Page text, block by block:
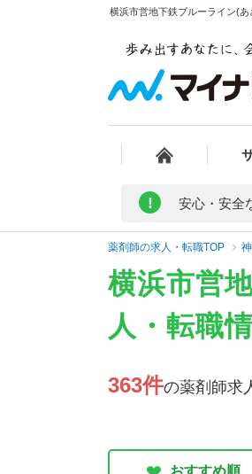
横浜市営地下鉄ブルーライン(
! 安心・安全
薬剤師の求人・転職TOP
横浜市営
人・転職
363件の薬剤師求
おすすめ順